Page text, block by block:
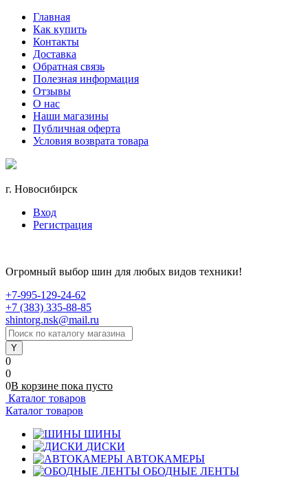
Главная
Как купить
Контакты
Доставка
Обратная связь
Полезная информация
Отзывы
О нас
Наши магазины
Публичная оферта
Условия возврата товара
г. Новосибирск
Вход
Регистрация
Огромный выбор шин для любых видов техники!
+7-995-129-24-62
+7 (383) 335-88-85
shintorg.nsk@mail.ru
0
0
0В корзине пока пусто
Каталог товаров
Каталог товаров
ШИНЫ
ДИСКИ
АВТОКАМЕРЫ
ОБОДНЫЕ ЛЕНТЫ